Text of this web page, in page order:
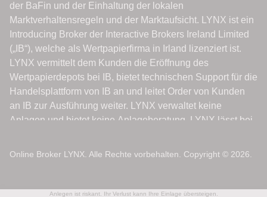
Online Broker LYNX. Alle Rechte vorbehalten. Copyright © 2026.
Anlegen ist riskant. Ihr Verlust kann Ihre Einlage übersteigen.